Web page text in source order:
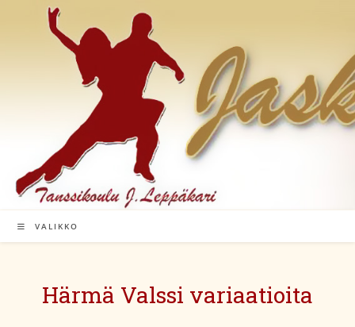
VALIKKO
Härmä Valssi variaatioita